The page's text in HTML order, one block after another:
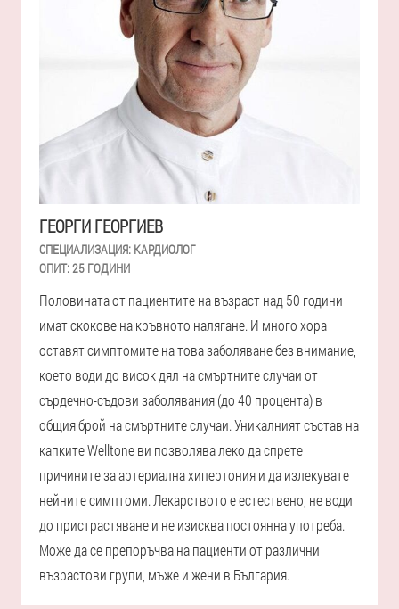
ГЕОРГИ ГЕОРГИЕВ
СПЕЦИАЛИЗАЦИЯ: КАРДИОЛОГ
ОПИТ:25 ГОДИНИ
Половината от пациентите на възраст над 50 години
имат скокове на кръвното налягане. И много хора
оставят симптомите на това заболяване без внимание,
което води до висок дял на смъртните случаи от
сърдечно-съдови заболявания (до 40 процента) в
общия брой на смъртните случаи. Уникалният състав на
капките Welltone ви позволява леко да спрете
причините за артериална хипертония и да излекувате
нейните симптоми. Лекарството е естествено, не води
до пристрастяване и не изисква постоянна употреба.
Може да се препоръчва на пациенти от различни
възрастови групи, мъже и жени в България.